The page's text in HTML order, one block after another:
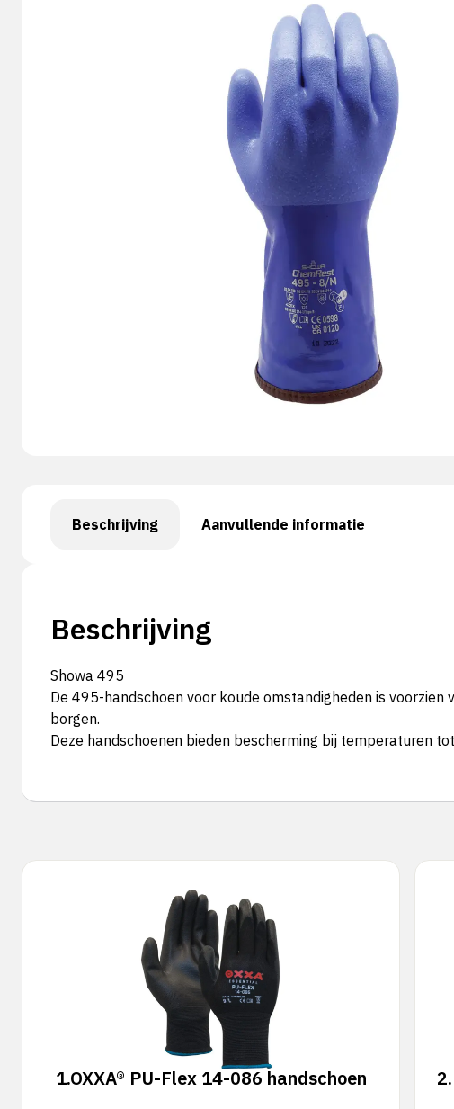
Beschrijving Aanvullende informatie
Beschrijving
Showa 495
De 495-handschoen voor koude omstandigheden is
borgen.
Deze handschoenen bieden bescherming bij temperaturen
1.OXXA® PU-Flex 14-086 handschoen 2.